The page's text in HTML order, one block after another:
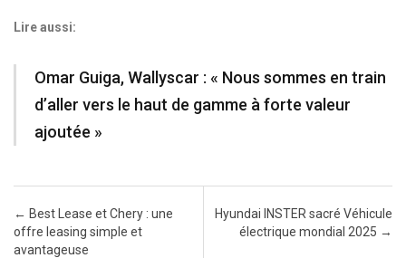
Lire aussi:
Omar Guiga, Wallyscar : « Nous sommes en train
d’aller vers le haut de gamme à forte valeur
ajoutée »
Post navigation
← Best Lease et Chery : une
offre leasing simple et
avantageuse
Hyundai INSTER sacré Véhicule
électrique mondial 2025 →